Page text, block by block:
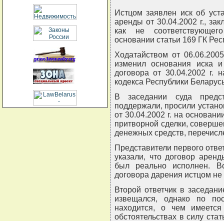
Истцом заявлен иск об
аренды от 30.04.2002 г.,
как не
основании статьи 169 ГК
Ходатайством от
изменил основания иска
договора от 30.04.2002 г.
кодекса Республики
В заседании суда
поддержали, просили
от 30.04.2002 г. на
притворной сделки,
денежных средств,
Представители первого
указали, что договор
был реально исполнен.
договора дарения истцом не
Второй ответчик в
извещался, однако по
находится, о чем
обстоятельствах в силу